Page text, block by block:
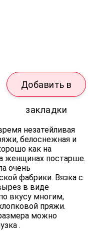
Добавить в
закладки
незатейливая
белоснежная и
как на
женщинах постарше.
очень
фабрики. Вязка с
в виде
вкусу многим,
пряжи.
можно
.